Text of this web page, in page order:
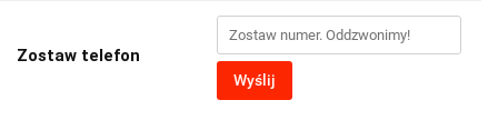
Zostaw telefon
Wyślij